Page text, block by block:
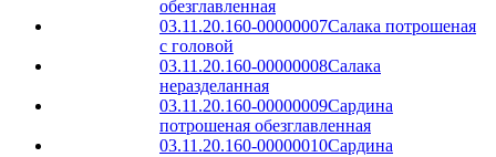
обезглавленная
03.11.20.160-00000007Салака потрошеная
с головой
03.11.20.160-00000008Салака
неразделанная
03.11.20.160-00000009Сардина
потрошеная обезглавленная
03.11.20.160-00000010Сардина